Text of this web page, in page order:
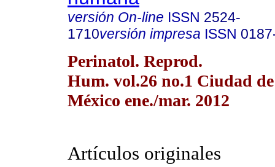
versión On-line ISSN 2524-
1710versión impresa ISSN
Perinatol. Reprod.
Hum. vol.26 no.1 Ciudad de
México ene./mar. 2012
Artículos originales